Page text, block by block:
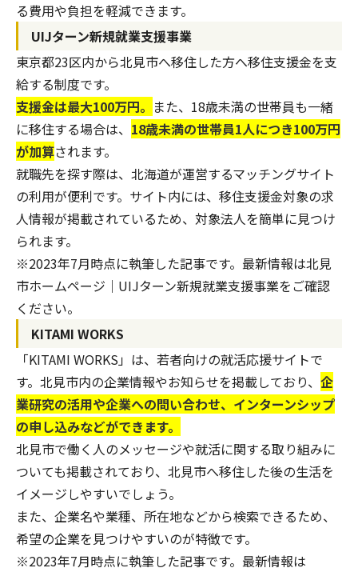
る費用や負担を軽減できます。
UIJターン新規就業支援事業
東京都23区内から北見市へ移住した方へ移住支援金を支
給する制度です。
支援金は最大100万円。 また、18歳未満の世帯員も一緒
に移住する場合は、 18歳未満の世帯員1人につき100万円
が加算されます。
就職先を探す際は、北海道が運営するマッチングサイト
の利用が便利です。サイト内には、移住支援金対象の求
人情報が掲載されているため、対象法人を簡単に見つけ
られます。
※2023年7月時点に執筆した記事です。最新情報は北見
市ホームページ｜UIJターン新規就業支援事業をご確認
ください。
KITAMI WORKS
「KITAMI WORKS」は、若者向けの就活応援サイトで
す。北見市内の企業情報やお知らせを掲載しており、 企
業研究の活用や企業への問い合わせ、インターンシップ
の申し込みなどができます。
北見市で働く人のメッセージや就活に関する取り組みに
ついても掲載されており、北見市へ移住した後の生活を
イメージしやすいでしょう。
また、企業名や業種、所在地などから検索できるため、
希望の企業を見つけやすいのが特徴です。
※2023年7月時点に執筆した記事です。最新情報は